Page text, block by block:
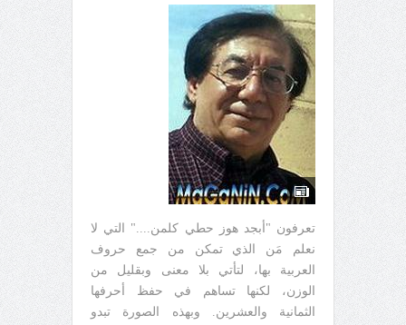
تعرفون "أبجد هوز حطي كلمن...." التي لا
نعلم مَن الذي تمكن من جمع حروف
العربية بها، لتأتي بلا معنى وبقليل من
الوزن، لكنها تساهم في حفظ أحرفها
الثمانية والعشرين. وبهذه الصورة تبدو